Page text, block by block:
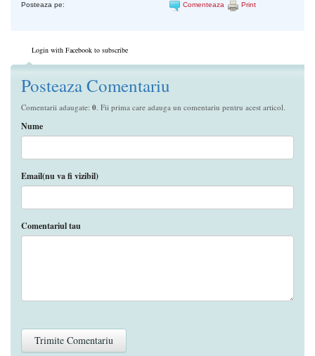
Posteaza pe: Comenteaza Print
Login with Facebook to subscribe
Posteaza Comentariu
Comentarii adaugate: 0. Fii prima care adauga un comentariu pentru acest articol.
Nume
Email(nu va fi vizibil)
Comentariul tau